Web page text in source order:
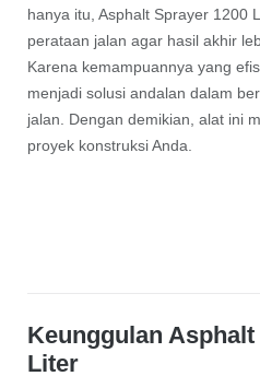
hanya itu, Asphalt Sprayer 1200
perataan jalan agar hasil akhir
Karena kemampuannya yang
menjadi solusi andalan dalam
jalan. Dengan demikian, alat ini
proyek konstruksi Anda.
Keunggulan
Liter